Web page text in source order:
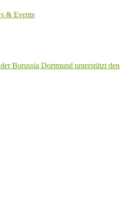
& Events
Borussia Dortmund unterstützt den